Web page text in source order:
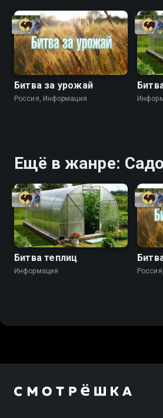
Битва за урожай
Россия, Информация
Ещё в жанре:
Битва теплиц
Информация